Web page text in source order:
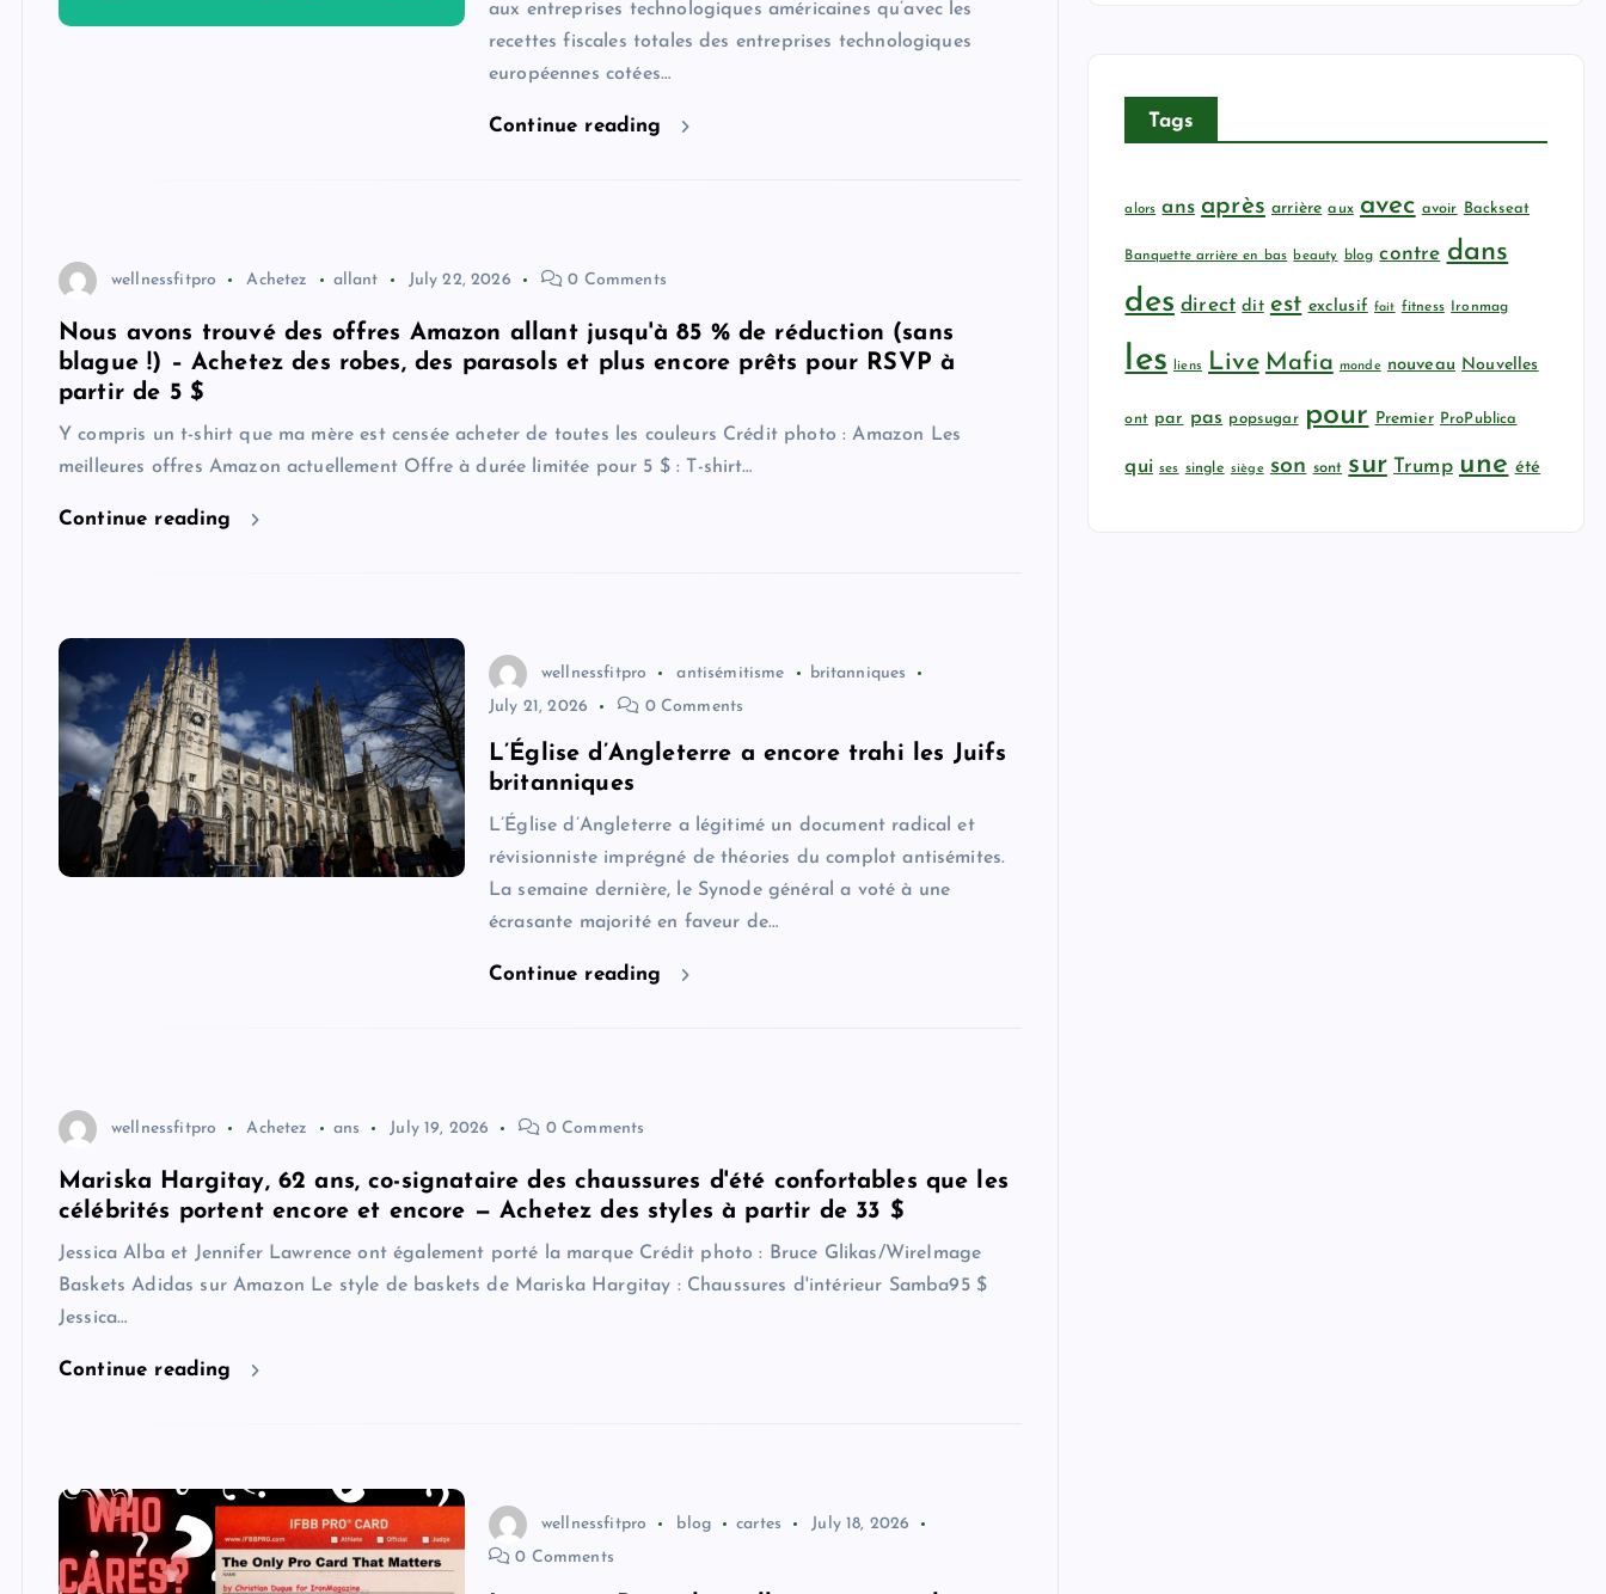
aux entreprises technologiques américaines qu’avec les
recettes fiscales totales des entreprises technologiques
européennes cotées…
Continue reading
wellnessfitpro Achetez allant July 22, 2026 0 Comments
Nous avons trouvé des offres Amazon allant jusqu'à 85 % de réduction (sans
blague !) – Achetez des robes, des parasols et plus encore prêts pour RSVP à
partir de 5 $
Y compris un t-shirt que ma mère est censée acheter de toutes les couleurs Crédit photo : Amazon Les
meilleures offres Amazon actuellement Offre à durée limitée pour 5 $ : T-shirt…
Continue reading
wellnessfitpro antisémitisme
britanniques
July 21, 2026
0 Comments
L’Église d’Angleterre a encore trahi les Juifs
britanniques
L’Église d’Angleterre a légitimé un document radical et
révisionniste imprégné de théories du complot antisémites.
La semaine dernière, le Synode général a voté à une
écrasante majorité en faveur de…
Continue reading
wellnessfitpro Achetez ans July 19, 2026 0 Comments
Mariska Hargitay, 62 ans, co-signataire des chaussures d'été confortables que les
célébrités portent encore et encore — Achetez des styles à partir de 33 $
Jessica Alba et Jennifer Lawrence ont également porté la marque Crédit photo : Bruce Glikas/WireImage
Baskets Adidas sur Amazon Le style de baskets de Mariska Hargitay : Chaussures d'intérieur Samba95 $
Jessica…
Continue reading
wellnessfitpro blog cartes
July 18, 2026
0 Comments
Tags
alors ans après arrière aux avec avoir Backseat
Banquette arrière en bas beauty blog contre dans
des direct dit est exclusif fait fitness Ironmag
les liens Live Mafia monde nouveau Nouvelles
ont par pas popsugar pour Premier ProPublica
qui ses single siège son sont sur Trump une été